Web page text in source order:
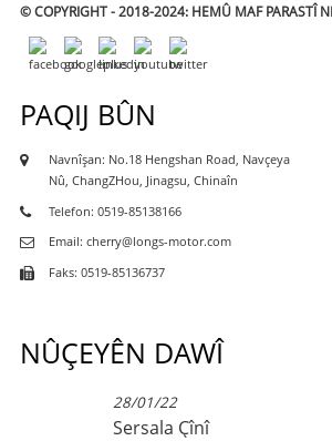
© COPYRIGHT - 2018-2024: HEMÛ MAF PARASTÎ
PAQIJ BÛN
Navnîşan: No.18 Hengshan Road, Navçeya
Nû, ChangZHou, Jinagsu, Chinaîn
Telefon: 0519-85138166
Email: cherry@longs-motor.com
Faks: 0519-85136737
NÛÇEYÊN DAWÎ
28/01/22
Sersala Çînî